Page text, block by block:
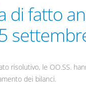
di fatto
risolutivo, le OO.SS.
dei bilanci.